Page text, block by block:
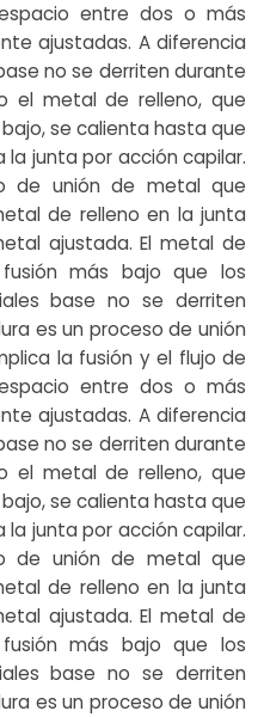
entre dos o más
ajustadas. A diferencia
no se derriten durante
el metal de relleno, que
se calienta hasta que
junta por acción capilar.
de unión de metal que
de relleno en la junta
ajustada. El metal de
más bajo que los
base no se derriten
es un proceso de unión
la fusión y el flujo de
entre dos o más
ajustadas. A diferencia
no se derriten durante
el metal de relleno, que
se calienta hasta que
junta por acción capilar.
de unión de metal que
de relleno en la junta
ajustada. El metal de
más bajo que los
base no se derriten
es un proceso de unión